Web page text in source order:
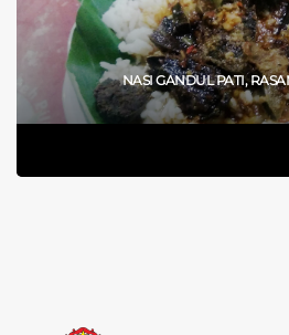
NASI GANDUL PATI,